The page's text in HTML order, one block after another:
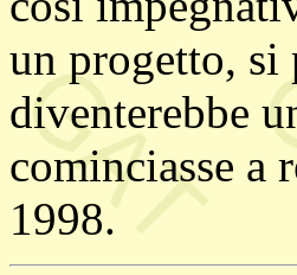
un progetto, si
diventerebbe
cominciasse a
1998.